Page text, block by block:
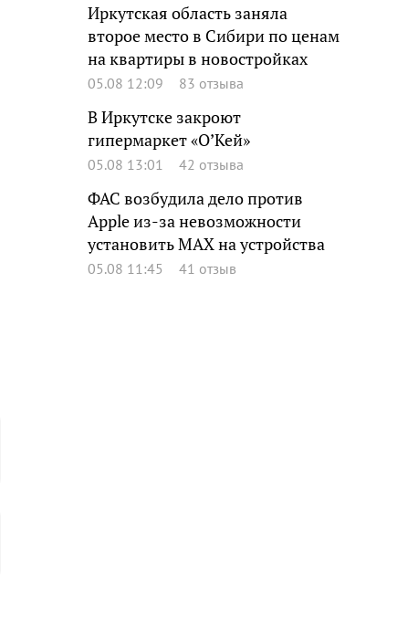
Иркутская область заняла
второе место в Сибири по ценам
на квартиры в новостройках
05.08 12:09 83 отзыва
В Иркутске закроют
гипермаркет «О’Кей»
05.08 13:01 42 отзыва
ФАС возбудила дело против
Apple из-за невозможности
установить MAX на устройства
05.08 11:45 41 отзыв